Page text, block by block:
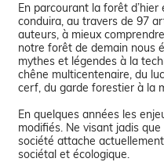
En parcourant la forêt d’hier
conduira, au travers de 97
auteurs, à mieux
notre forêt de demain nous
mythes et légendes à la
chêne multicentenaire, du
cerf, du garde forestier à la
En quelques années les
modifiés. Ne visant jadis
société attache
sociétal et écologique.